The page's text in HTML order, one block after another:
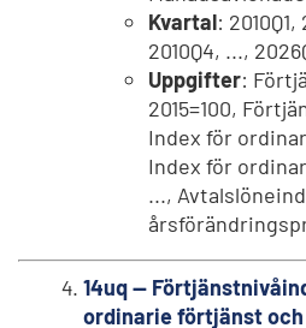
Kvartal: 2010Q1,
2010Q4, ...,
Uppgifter:
2015=100,
Index för
Index för
...,
14uq --
ordinarie förtjänst